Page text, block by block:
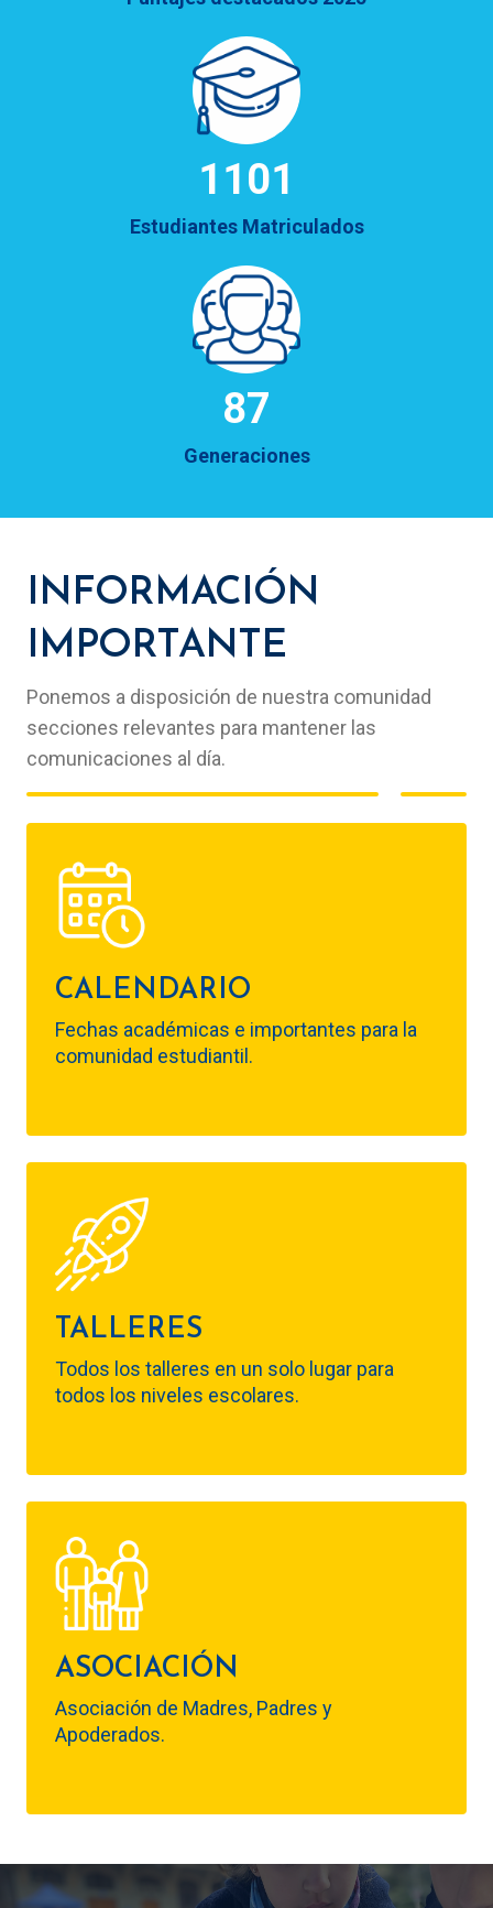
1234
Estudiantes Matriculados
98
Generaciones
INFORMACIÓN
IMPORTANTE
Ponemos a disposición de nuestra comunidad
secciones relevantes para mantener las
comunicaciones al día.
CALENDARIO
Fechas académicas e importantes para la
comunidad estudiantil.
TALLERES
Todos los talleres en un solo lugar para
todos los niveles escolares.
ASOCIACIÓN
Asociación de Madres, Padres y
Apoderados.